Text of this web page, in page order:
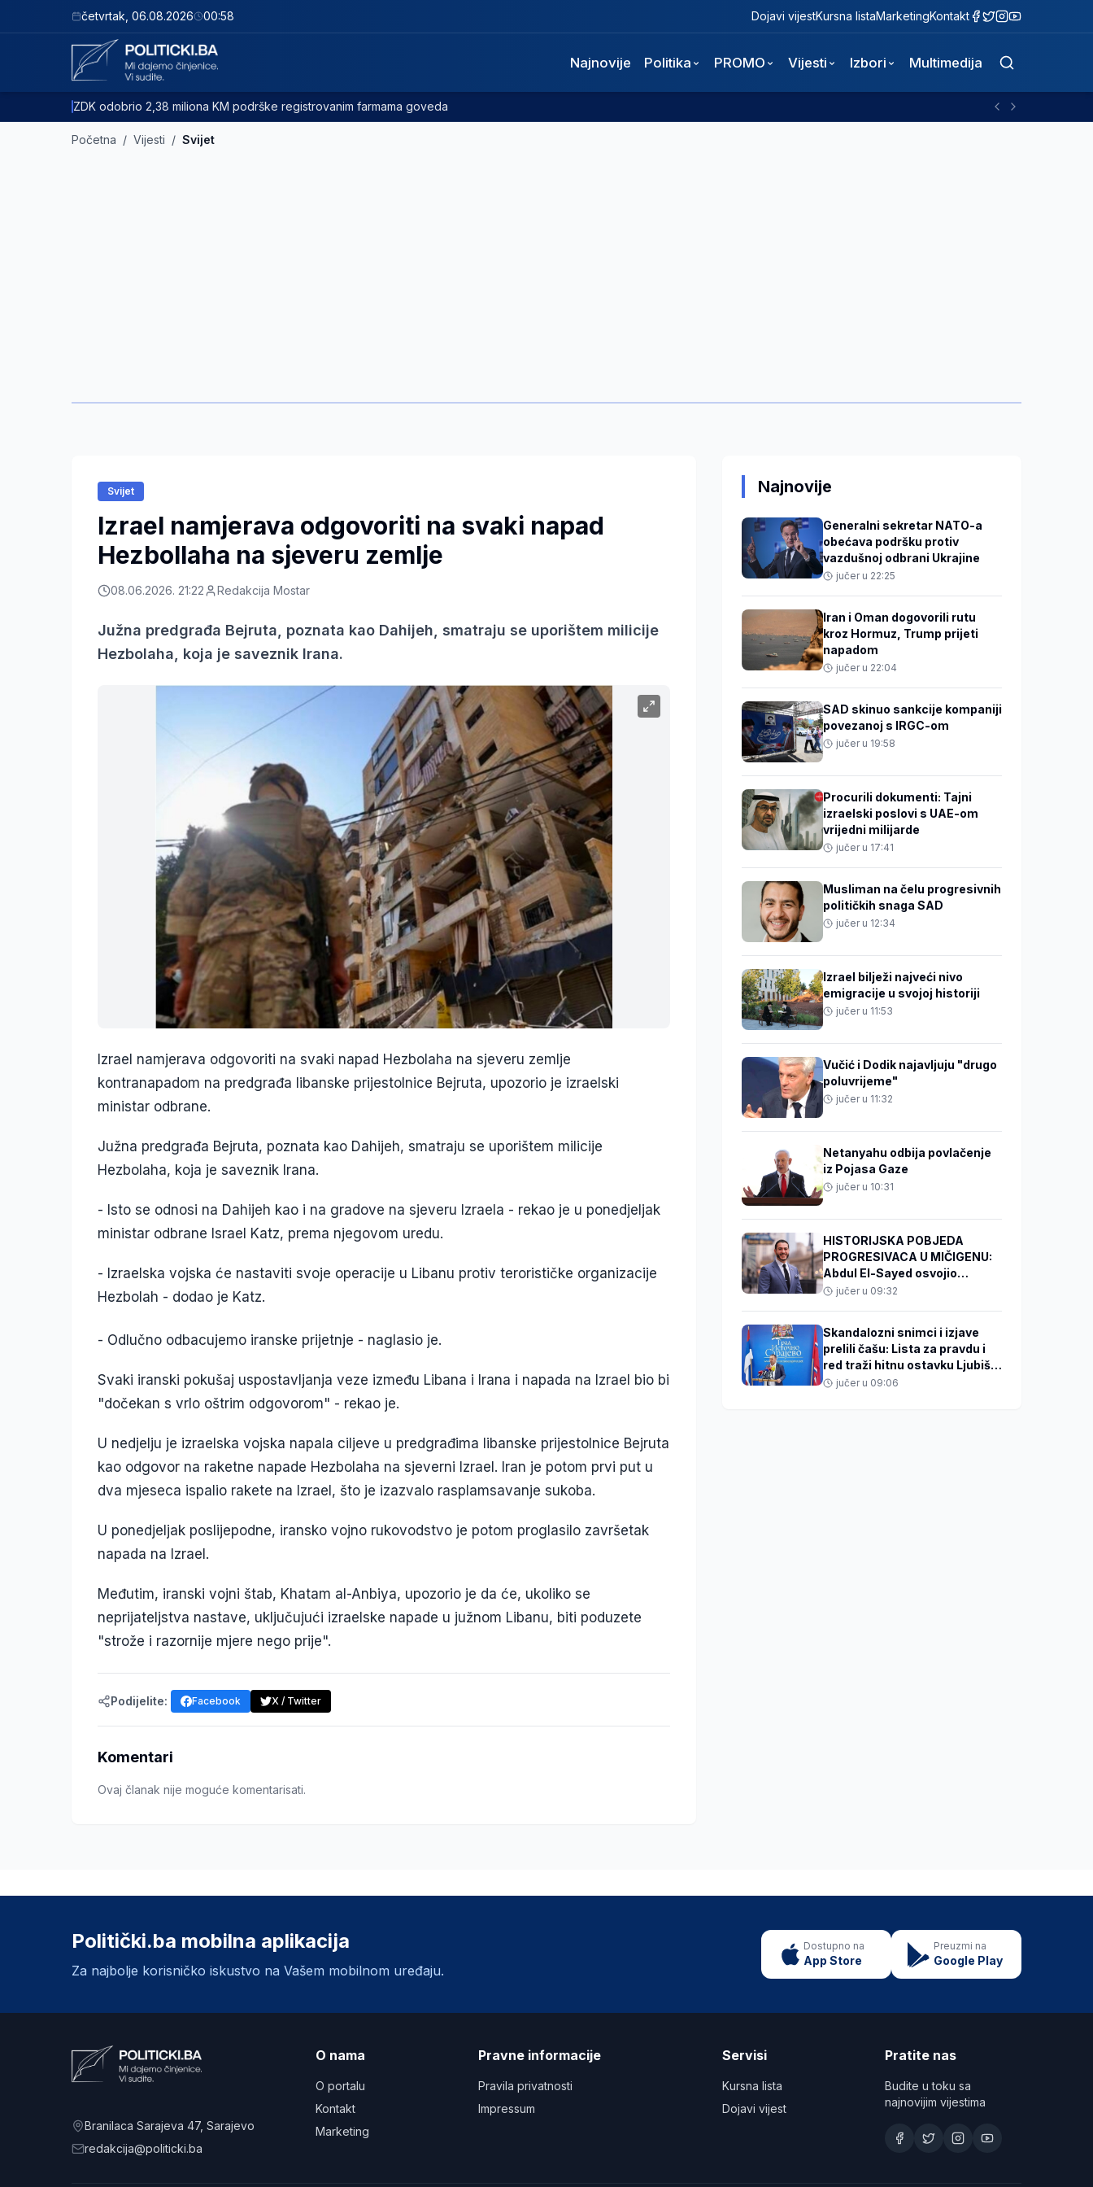
četvrtak 06.08.2026 00:58 Dojavi vijestKursna listaMarketingKontakt
Najnovije Politika PROMO Vijesti Izbori Multimedija
ZDK odobrio 2,38 miliona KM podrške registrovanim farmama goveda
Početna / Vijesti / Svijet
Svijet
Izrael namjerava odgovoriti na svaki napad
Hezbollaha na sjeveru zemlje
08.06.2026. 21:22 Redakcija Mostar
Južna predgrađa Bejruta, poznata kao Dahijeh, smatraju se uporištem milicije
Hezbolaha, koja je saveznik Irana.
Izrael namjerava odgovoriti na svaki napad Hezbolaha na sjeveru zemlje
kontranapadom na predgrađa libanske prijestolnice Bejruta, upozorio je izraelski
ministar odbrane.
Južna predgrađa Bejruta, poznata kao Dahijeh, smatraju se uporištem milicije
Hezbolaha, koja je saveznik Irana.
- Isto se odnosi na Dahijeh kao i na gradove na sjeveru Izraela - rekao je u ponedjeljak
ministar odbrane Israel Katz, prema njegovom uredu.
- Izraelska vojska će nastaviti svoje operacije u Libanu protiv terorističke organizacije
Hezbolah - dodao je Katz.
- Odlučno odbacujemo iranske prijetnje - naglasio je.
Svaki iranski pokušaj uspostavljanja veze između Libana i Irana i napada na Izrael bio bi
"dočekan s vrlo oštrim odgovorom" - rekao je.
U nedjelju je izraelska vojska napala ciljeve u predgrađima libanske prijestolnice Bejruta
kao odgovor na raketne napade Hezbolaha na sjeverni Izrael. Iran je potom prvi put u
dva mjeseca ispalio rakete na Izrael, što je izazvalo rasplamsavanje sukoba.
U ponedjeljak poslijepodne, iransko vojno rukovodstvo je potom proglasilo završetak
napada na Izrael.
Međutim, iranski vojni štab, Khatam al-Anbiya, upozorio je da će, ukoliko se
neprijateljstva nastave, uključujući izraelske napade u južnom Libanu, biti poduzete
"strože i razornije mjere nego prije".
Podijelite: Facebook X / Twitter
Komentari
Ovaj članak nije moguće komentarisati.
Najnovije
Generalni sekretar NATO-a
obećava podršku protiv
vazdušnoj odbrani Ukrajine
jučer u 22:25
Iran i Oman dogovorili rutu
kroz Hormuz, Trump prijeti
napadom
jučer u 22:04
SAD skinuo sankcije kompaniji
povezanoj s IRGC-om
jučer u 19:58
Procurili dokumenti: Tajni
izraelski poslovi s UAE-om
vrijedni milijarde
jučer u 17:41
Musliman na čelu progresivnih
političkih snaga SAD
jučer u 12:34
Izrael bilježi najveći nivo
emigracije u svojoj historiji
jučer u 11:53
Vučić i Dodik najavljuju "drugo
poluvrijeme"
jučer u 11:32
Netanyahu odbija povlačenje
iz Pojasa Gaze
jučer u 10:31
HISTORIJSKA POBJEDA
PROGRESIVACA U MIČIGENU:
Abdul El-Sayed osvojio
demokratsku nominaciju za
jučer u 09:32
Skandalozni snimci i izjave
prelili čašu: Lista za pravdu i
red traži hitnu ostavku Ljubiše
Ćosića
jučer u 09:06
Politički.ba mobilna aplikacija
Za najbolje korisničko iskustvo na Vašem mobilnom uređaju.
Dostupno na
App Store
Preuzmi na
Google Play
Branilaca Sarajeva 47, Sarajevo
redakcija@politicki.ba
O nama
O portalu
Kontakt
Marketing
Pravne informacije
Pravila privatnosti
Impressum
Servisi
Kursna lista
Dojavi vijest
Pratite nas
Budite u toku sa
najnovijim vijestima